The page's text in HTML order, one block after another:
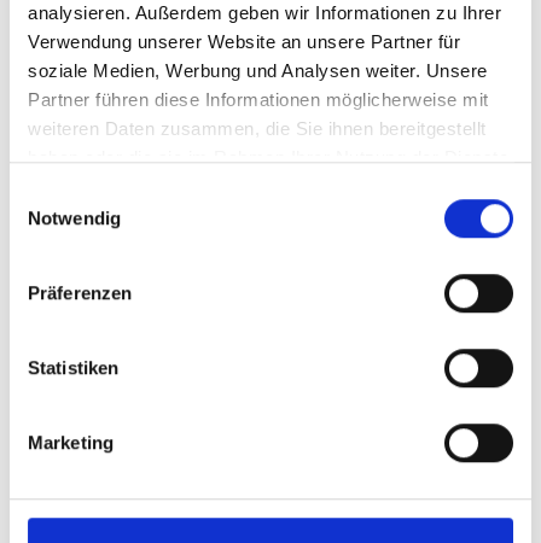
analysieren. Außerdem geben wir Informationen zu Ihrer
Verwendung unserer Website an unsere Partner für
soziale Medien, Werbung und Analysen weiter. Unsere
Partner führen diese Informationen möglicherweise mit
weiteren Daten zusammen, die Sie ihnen bereitgestellt
haben oder die sie im Rahmen Ihrer Nutzung der Dienste
Notwendig
Präferenzen
Statistiken
Marketing
SCHWENNER
Tiernahrung vom Niederrhein
Unternehmen ausschließlich frische Waren aus EG-
Schlachtbetrieben zu natürlichen Hundesnacks verarbeitet.